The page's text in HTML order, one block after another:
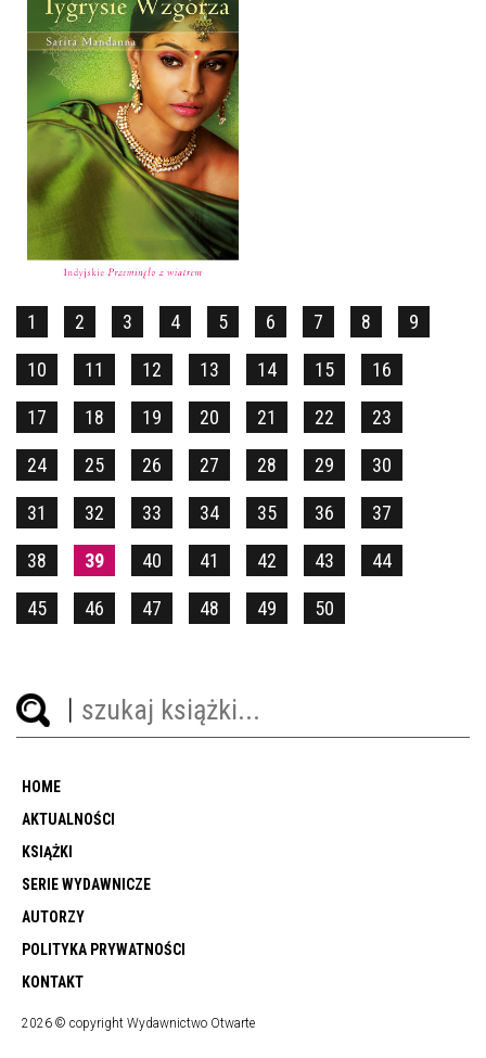
TYGRYSIE WZGÓRZA
SARITA MANDANNA
POCKET
14,90 ZŁ
1 2 3 4 5 6 7 8 9
10 11 12 13 14 15 16
17 18 19 20 21 22 23
24 25 26 27 28 29 30
31 32 33 34 35 36 37
38 39 40 41 42 43 44
45 46 47 48 49 50
HOME
AKTUALNOŚCI
KSIĄŻKI
SERIE WYDAWNICZE
AUTORZY
POLITYKA PRYWATNOŚCI
KONTAKT
2026 © copyright Wydawnictwo Otwarte